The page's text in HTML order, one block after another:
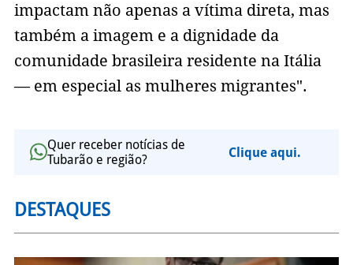
impactam não apenas a vítima direta, mas
também a imagem e a dignidade da
comunidade brasileira residente na Itália
— em especial as mulheres migrantes".
Quer receber notícias de
Tubarão e região?
Clique aqui.
DESTAQUES